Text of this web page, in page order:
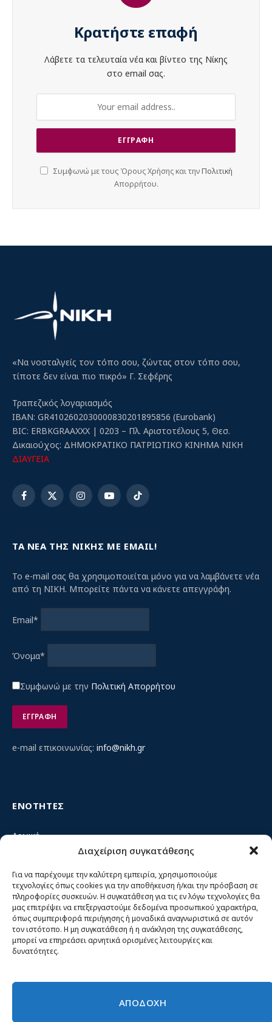
Διαχείριση συγκατάθεσης
Για να παρέχουμε την καλύτερη εμπειρία, χρησιμοποιούμε
τεχνολογίες όπως cookies για την αποθήκευση ή/και την πρόσβαση σε
πληροφορίες συσκευών. Η συγκατάθεση για τις εν λόγω τεχνολογίες θα
μας επιτρέψει να επεξεργαστούμε δεδομένα προσωπικού χαρακτήρα,
όπως συμπεριφορά περιήγησης ή μοναδικά αναγνωριστικά σε αυτόν
τον ιστότοπο. Η μη συγκατάθεση ή η ανάκληση της συγκατάθεσης,
μπορεί να επηρεάσει αρνητικά ορισμένες λειτουργίες και
δυνατότητες.
ΑΠΟΔΟΧΗ
Κρατήστε επαφή
Λάβετε τα τελευταία νέα και βίντεο της Νίκης
στο email σας.
Συμφωνώ με τους Όρους Χρήσης και τηνΠολιτική
Απορρήτου.
«Να νοσταλγείς τον τόπο σου, ζώντας στον τόπο σου,
τίποτε δεν είναι πιο πικρό» Γ. Σεφέρης
Τραπεζικός λογαριασμός
IBAN: GR4102602030000830201895856 (Eurobank)
BIC: ERBKGRAAXXX | 0203 – Πλ. Αριστοτέλους 5, Θεσ.
Δικαιούχος: ΔΗΜΟΚΡΑΤΙΚΟ ΠΑΤΡΙΩΤΙΚΟ ΚΙΝΗΜΑ ΝΙΚΗ
ΔΙΑΥΓΕΙΑ
Facebook
X
InstagramYouTubeTikTok
ΤΑ ΝΕΑ ΤΗΣ ΝΙΚΗΣ ΜΕ EMAIL!
Το e-mail σας θα χρησιμοποιείται μόνο για να λαμβάνετε νέα
από τη ΝΙΚΗ. Μπορείτε πάντα να κάνετε απεγγράφη.
Email*
Όνομα*
Συμφωνώ με την Πολιτική Απορρήτου
e-mail επικοινωνίας: info@nikh.gr
ΕΝΟΤΗΤΕΣ
Αρχική
Κίνημα ΝΙΚΗ – Ποιοι είμαστε, αρχές & δράση
Θέσεις
Πρόσωπα
Όργανα και ομάδες
Βίντεο
Δελτία Τύπου